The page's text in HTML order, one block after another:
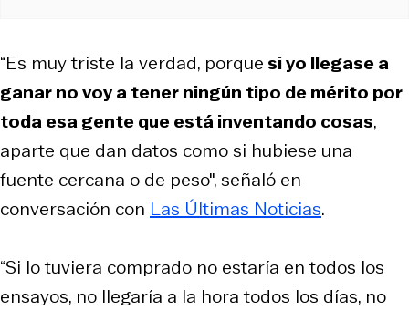
“Es muy triste la verdad, porquesi yo llegase a
ganar no voy a tener ningún tipo de mérito por
toda esa gente que está inventando cosas,
aparte que dan datos como si hubiese una
fuente cercana o de peso", señaló en
conversación con Las Últimas Noticias.
“Si lo tuviera comprado no estaría en todos los
ensayos, no llegaría a la hora todos los días, no